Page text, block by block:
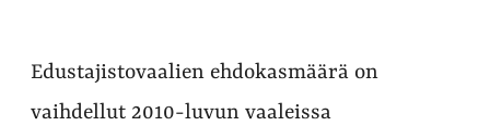
Edustajistovaalien ehdokasmäärä on
vaihdellut 2010-luvun vaaleissa